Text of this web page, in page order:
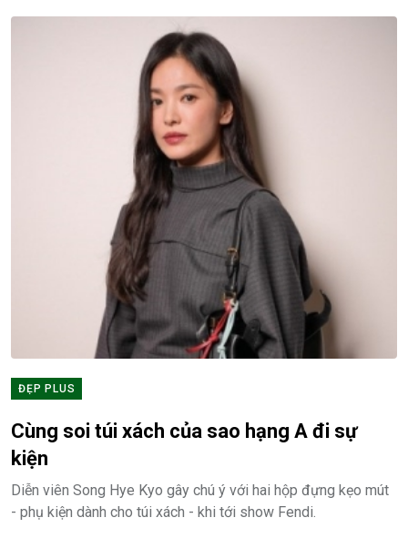
ĐẸP PLUS
Cùng soi túi xách của sao hạng A đi sự
kiện
Diễn viên Song Hye Kyo gây chú ý với hai hộp đựng kẹo mút
- phụ kiện dành cho túi xách - khi tới show Fendi.